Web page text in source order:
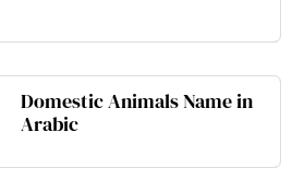
Domestic Animals Name in
Arabic